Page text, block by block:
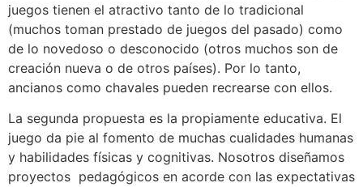
juegos tienen el atractivo tanto de lo tradicional
(muchos toman prestado de juegos del pasado) como
de lo novedoso o desconocido (otros muchos son de
creación nueva o de otros países). Por lo tanto,
ancianos como chavales pueden recrearse con ellos.
La segunda propuesta es la propiamente educativa. El
juego da pie al fomento de muchas cualidades humanas
y habilidades físicas y cognitivas. Nosotros diseñamos
proyectos pedagógicos en acorde con las expectativas